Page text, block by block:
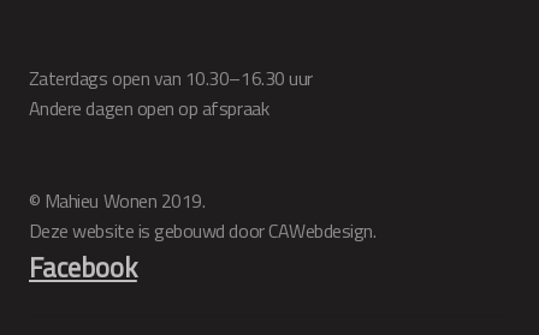
Zaterdags open van 10.30–16.30 uur
Andere dagen open op afspraak
© Mahieu Wonen 2019.
Deze website is gebouwd door CAWebdesign.
Facebook